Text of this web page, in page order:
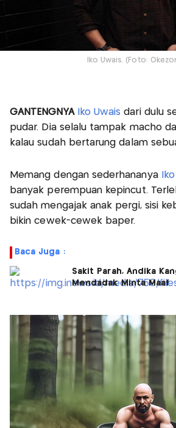
Iko Uwais. (Foto:
GANTENGNYA Iko Uwais dari dulu
pudar. Dia selalu tampak macho
kalau sudah bertarung dalam
Memang dengan sederhananya
banyak perempuan kepincut.
sudah mengajak anak pergi, sisi
bikin cewek-cewek baper.
Baca Juga :
Sakit Parah, Andika
Mendadak Minta Maaf